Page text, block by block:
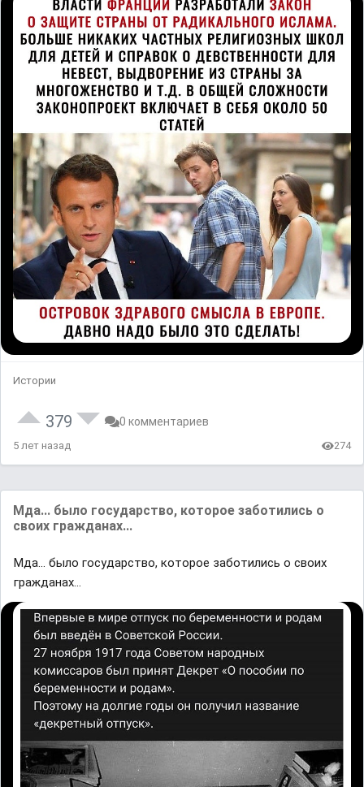
Истории
379 0 комментариев
5 лет назад 274
Мда... было государство, которое заботились о
своих гражданах...
Мда... было государство, которое заботились о своих
гражданах...